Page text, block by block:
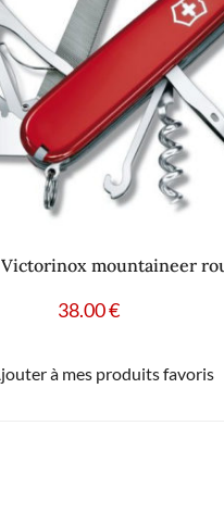
mountaineer
38.00€
à mes produits favoris